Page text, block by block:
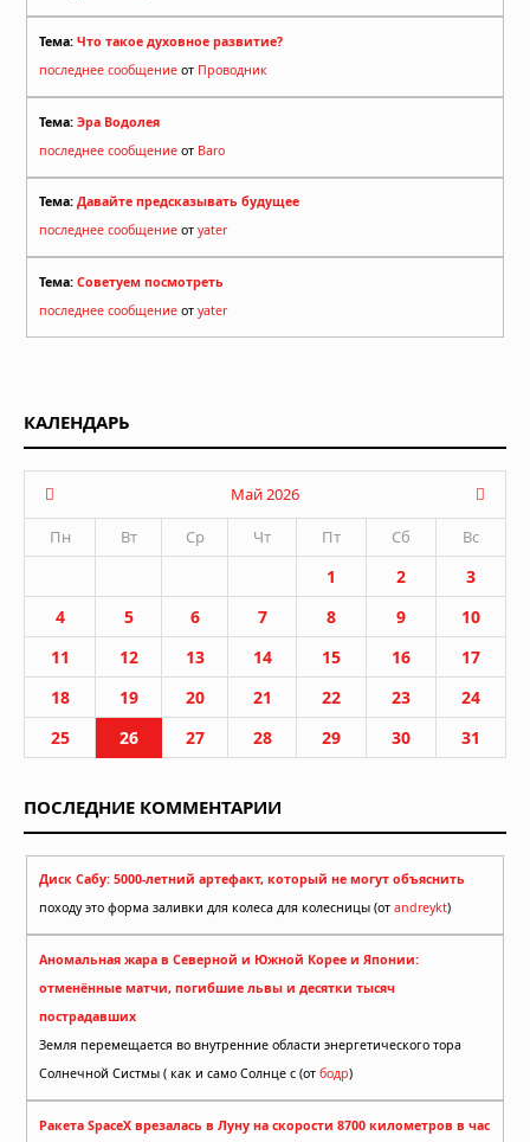
Тема: Что такое духовное развитие?
последнее сообщение от Проводник
Тема: Эра Водолея
последнее сообщение от Baro
Тема: Давайте предсказывать будущее
последнее сообщение от yater
Тема: Советуем посмотреть
последнее сообщение от yater
КАЛЕНДАРЬ
Май 2026
Пн
Вт Ср Чт Пт Сб Вс
1 2
3
4
5 6 7 8 9
10
11
12 13 14 15 16
17
18
19 20 21 22 23
24
25
26 27 28 29 30 31
ПОСЛЕДНИЕ КОММЕНТАРИИ
Диск Сабу: 5000-летний артефакт, который не могут объяснить
походу это форма заливки для колеса для колесницы (от andreykt)
Аномальная жара в Северной и Южной Корее и Японии:
отменённые матчи, погибшие львы и десятки тысяч
пострадавших
Земля перемещается во внутренние области энергетического тора
Солнечной Систмы ( как и само Солнце с (от бодр)
Ракета SpaceX врезалась в Луну на скорости 8700 километров в час